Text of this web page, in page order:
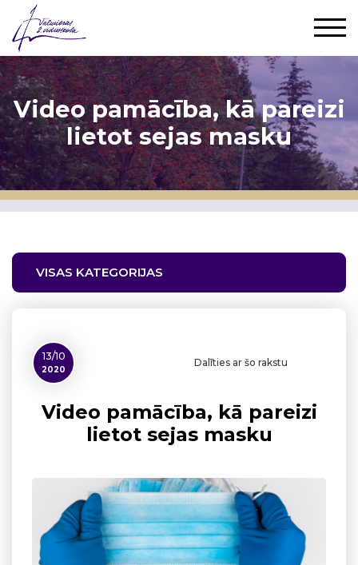
Video pamācība, kā pareizi
lietot sejas masku
VISAS KATEGORIJAS
13/10
2020
Dalīties ar šo rakstu
Video pamācība, kā pareizi
lietot sejas masku